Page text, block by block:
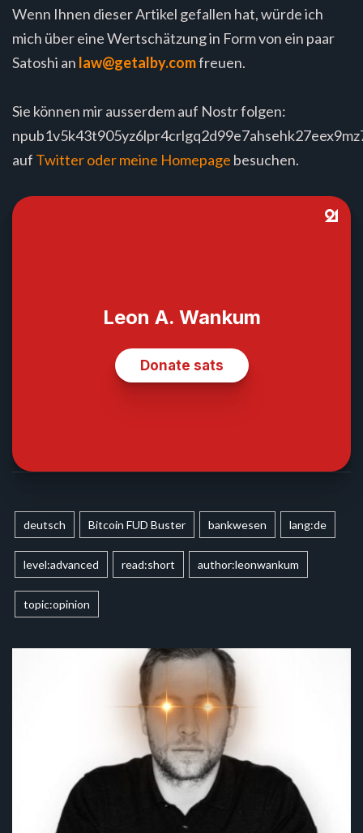
Wenn Ihnen dieser Artikel gefallen hat, würde ich
mich über eine Wertschätzung in Form von ein paar
Satoshi an law@getalby.comfreuen.
Sie können mir ausserdem auf Nostr folgen:
auf Twitter oder meine Homepage besuchen.
deutsch Bitcoin FUD Buster bankwesen lang:de
level:advanced read:short author:leonwankum
topic:opinion